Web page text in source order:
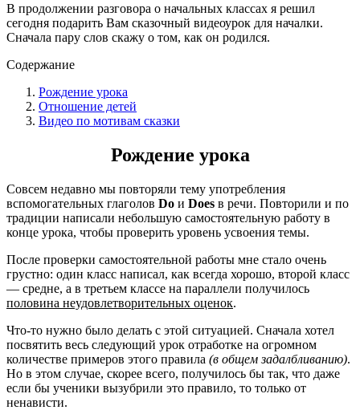
В продолжении разговора о начальных классах я решил
сегодня подарить Вам сказочный видеоурок для началки.
Сначала пару слов скажу о том, как он родился.
Содержание
Рождение урока
Отношение детей
Видео по мотивам сказки
Рождение урока
Совсем недавно мы повторяли тему употребления
вспомогательных глаголов Do и Does в речи. Повторили и по
традиции написали небольшую самостоятельную работу в
конце урока, чтобы проверить уровень усвоения темы.
После проверки самостоятельной работы мне стало очень
грустно: один класс написал, как всегда хорошо, второй класс
— средне, а в третьем классе на параллели получилось
половина неудовлетворительных оценок.
Что-то нужно было делать с этой ситуацией. Сначала хотел
посвятить весь следующий урок отработке на огромном
количестве примеров этого правила (в общем задалбливанию).
Но в этом случае, скорее всего, получилось бы так, что даже
если бы ученики вызубрили это правило, то только от
ненависти.